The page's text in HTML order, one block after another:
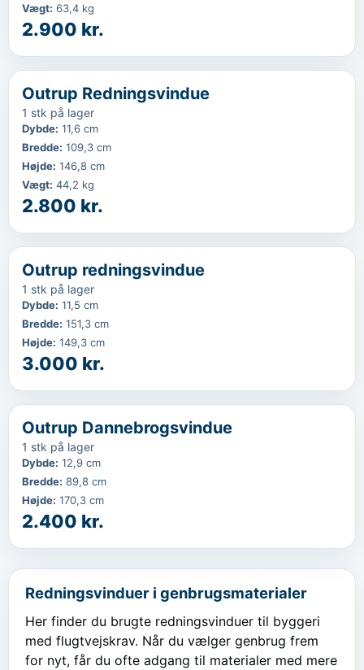
Vægt: 63,4 kg
2.900 kr.
‹
Outrup Redningsvindue
1 stk på lager
Dybde: 11,6 cm
Bredde: 109,3 cm
Højde: 146,8 cm
Vægt: 44,2 kg
2.800 kr.
‹
Outrup redningsvindue
1 stk på lager
Dybde: 11,5 cm
Bredde: 151,3 cm
Højde: 149,3 cm
3.000 kr.
‹
Outrup Dannebrogsvindue
1 stk på lager
Dybde: 12,9 cm
Bredde: 89,8 cm
Højde: 170,3 cm
2.400 kr.
Redningsvinduer i genbrugsmaterialer
Her finder du brugte redningsvinduer til byggeri
med flugtvejskrav. Når du vælger genbrug frem
for nyt, får du ofte adgang til materialer med mere